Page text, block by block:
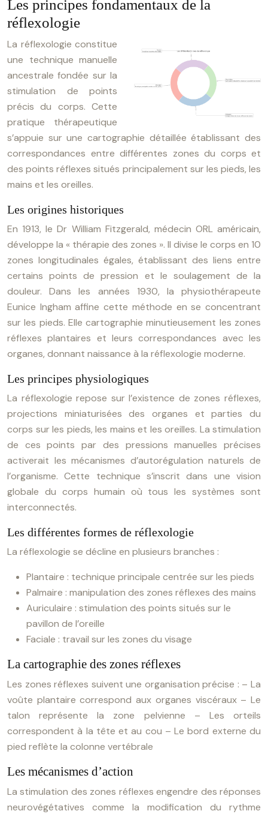
Les principes fondamentaux de la
réflexologie
La réflexologie constitue
une technique manuelle
ancestrale fondée sur la
stimulation de points
précis du corps. Cette
pratique thérapeutique
s’appuie sur une cartographie détaillée établissant des
correspondances entre différentes zones du corps et
des points réflexes situés principalement sur les pieds, les
mains et les oreilles.
Les origines historiques
En 1913, le Dr William Fitzgerald, médecin ORL américain,
développe la « thérapie des zones ». Il divise le corps en 10
zones longitudinales égales, établissant des liens entre
certains points de pression et le soulagement de la
douleur. Dans les années 1930, la physiothérapeute
Eunice Ingham affine cette méthode en se concentrant
sur les pieds. Elle cartographie minutieusement les zones
réflexes plantaires et leurs correspondances avec les
organes, donnant naissance à la réflexologie moderne.
Les principes physiologiques
La réflexologie repose sur l’existence de zones réflexes,
projections miniaturisées des organes et parties du
corps sur les pieds, les mains et les oreilles. La stimulation
de ces points par des pressions manuelles précises
activerait les mécanismes d’autorégulation naturels de
l’organisme. Cette technique s’inscrit dans une vision
globale du corps humain où tous les systèmes sont
interconnectés.
Les différentes formes de réflexologie
La réflexologie se décline en plusieurs branches :
Plantaire : technique principale centrée sur les pieds
Palmaire : manipulation des zones réflexes des mains
Auriculaire : stimulation des points situés sur le
pavillon de l’oreille
Faciale : travail sur les zones du visage
La cartographie des zones réflexes
Les zones réflexes suivent une organisation précise : – La
voûte plantaire correspond aux organes viscéraux– Le
talon représente la zone pelvienne – Les orteils
correspondent à la tête et au cou – Le bord externe du
pied reflète la colonne vertébrale
Les mécanismes d’action
La stimulation des zones réflexes engendre des réponses
neurovégétatives comme la modification du rythme